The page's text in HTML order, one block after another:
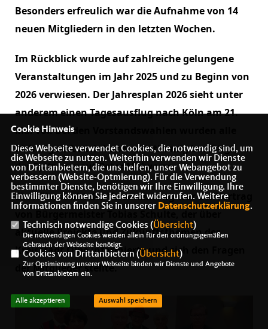
Besonders erfreulich war die Aufnahme von 14
neuen Mitgliedern in den letzten Wochen.
Im Rückblick wurde auf zahlreiche gelungene
Veranstaltungen im Jahr 2025 und zu Beginn von
2026 verwiesen. Der Jahresplan 2026 sieht unter
anderem einen Tagesausflug nach Köln am 21.
Mai vor. Bei den Vorstandswahlen wurden alle
bisherigen Amtsinhaber einstimmig bestätigt, an
der Spitze erneut Peter Maiworm.
Ein Höhepunkt der Versammlung war der Vortrag
aktuelle Projekte und Zukunftsthemen der
Kreisstadt Olpe informierte und sich den Fragen
der Mitglieder stellte.
Cookie Hinweis
Diese Webseite verwendet Cookies, die notwendig sind, um
die Webseite zu nutzen. Weiterhin verwenden wir Dienste
von Drittanbietern, die uns helfen, unser Webangebot zu
verbessern (Website-Optmierung). Für die Verwendung
bestimmter Dienste, benötigen wir Ihre Einwilligung. Ihre
Einwilligung können Sie jederzeit widerrufen. Weitere
Informationen finden Sie in unserer Datenschutzerklärung.
Technisch notwendige Cookies (Übersicht)
Die notwendigen Cookies werden allein für den ordnungsgemäßen
Gebrauch der Webseite benötigt.
Cookies von Drittanbietern (Übersicht)
Zur Optimierung unserer Webseite binden wir Dienste und Angebote
von Drittanbietern ein.
Alle akzeptieren Auswahl speichern